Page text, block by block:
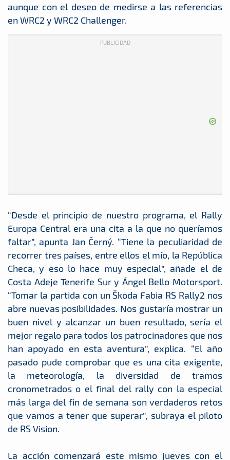
aunque con el deseo de medirse a las referencias
en WRC2 y WRC2 Challenger.
PUBLICIDAD
“Desde el principio de nuestro programa, el Rally
Europa Central era una cita a la que no queríamos
faltar”, apunta Jan Černý. “Tiene la peculiaridad de
recorrer tres países, entre ellos el mío, la República
Checa, y eso lo hace muy especial”, añade el de
Costa Adeje Tenerife Sur y Ángel Bello Motorsport.
“Tomar la partida con un Škoda Fabia RS Rally2 nos
abre nuevas posibilidades. Nos gustaría mostrar un
buen nivel y alcanzar un buen resultado, sería el
mejor regalo para todos los patrocinadores que nos
han apoyado en esta aventura”, explica. “El año
pasado pude comprobar que es una cita exigente,
la meteorología, la diversidad de tramos
cronometrados o el final del rally con la especial
más larga del fin de semana son verdaderos retos
que vamos a tener que superar”, subraya el piloto
de RS Vision.
La acción comenzará este mismo jueves con el